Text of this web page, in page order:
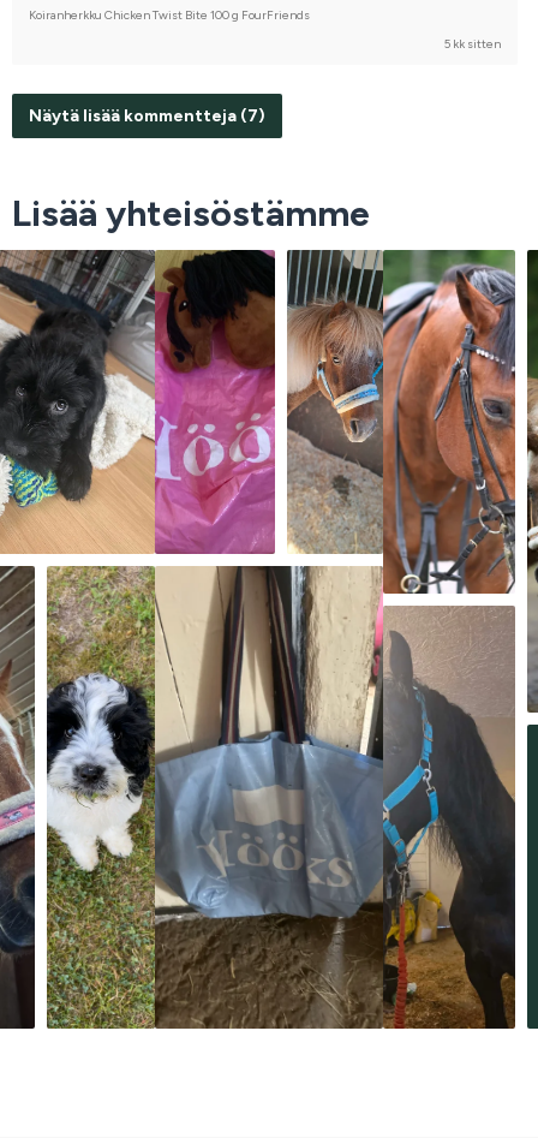
Koiranherkku Chicken Twist Bite 100 g FourFriends
5 kk sitten
Näytä lisää kommentteja (7)
Lisää yhteisöstämme